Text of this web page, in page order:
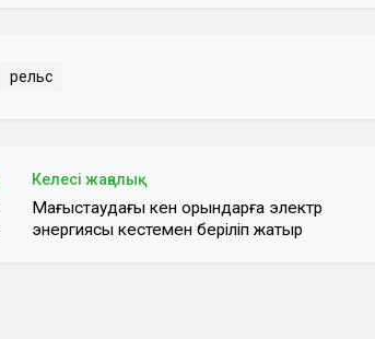
рельс
Келесі жаңалық
Маңғыстаудағы кен орындарға электр
энергиясы кестемен беріліп жатыр